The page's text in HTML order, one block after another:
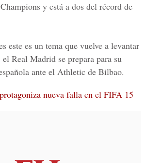
y está a dos del récord de
este es un tema que vuelve a levantar
Real Madrid se prepara para su
ante el Athletic de Bilbao.
nueva falla en el FIFA 15